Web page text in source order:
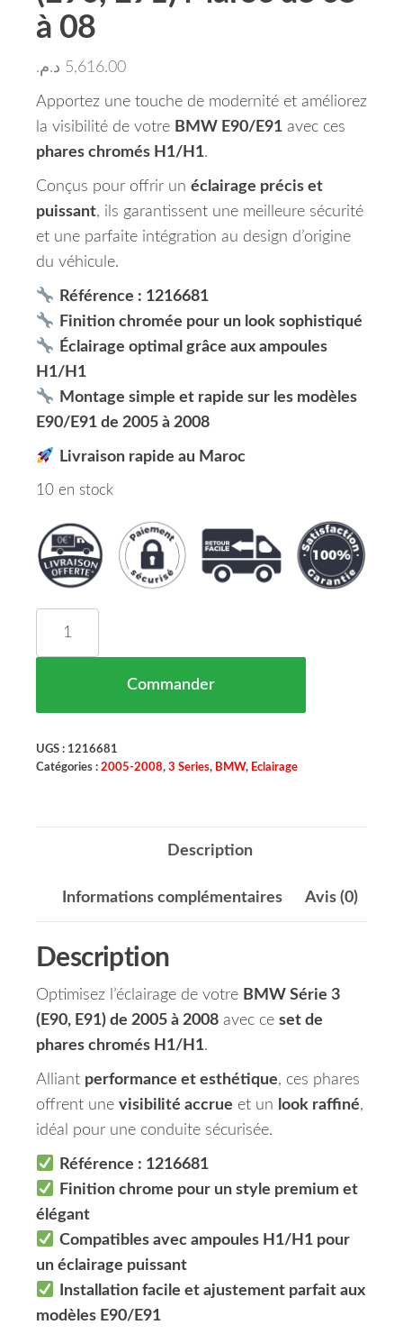
à 08
5,616.00 د.م.
Apportez une touche de modernité et améliorez
la visibilité de votre BMW E90/E91 avec ces
phares chromés H1/H1.
Conçus pour offrir un éclairage précis et
puissant, ils garantissent une meilleure sécurité
et une parfaite intégration au design d’origine
du véhicule.
Référence : 1216681
Finition chromée pour un look sophistiqué
Éclairage optimal grâce aux ampoules
H1/H1
Montage simple et rapide sur les modèles
E90/E91 de 2005 à 2008
Livraison rapide au Maroc
10 en stock
Commander
UGS : 1216681
Catégories : 2005-2008, 3 Series, BMW, Eclairage
Description
Informations complémentaires Avis (0)
Description
Optimisez l’éclairage de votre BMW Série 3
(E90, E91) de 2005 à 2008 avec ce set de
phares chromés H1/H1.
Alliant performance et esthétique, ces phares
offrent une visibilité accrue et un look raffiné,
idéal pour une conduite sécurisée.
Référence : 1216681
Finition chrome pour un style premium et
élégant
Compatibles avec ampoules H1/H1 pour
un éclairage puissant
Installation facile et ajustement parfait aux
modèles E90/E91